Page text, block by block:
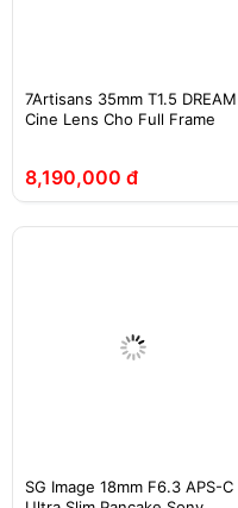
7Artisans 35mm T1.5 DREAM
Cine Lens Cho Full Frame
8,190,000 đ
SG Image 18mm F6.3 APS-C